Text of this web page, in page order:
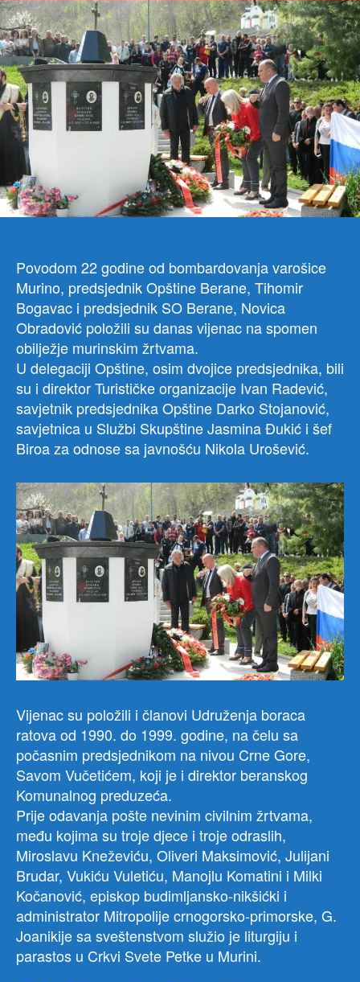
na
Povodom 22 godine od bombardovanja varošice
Murino, predsjednik Opštine Berane, Tihomir
Bogavac i predsjednik SO Berane, Novica
Obradović položili su danas vijenac na spomen
obilježje murinskim žrtvama.
U delegaciji Opštine, osim dvojice predsjednika, bili
su i direktor Turističke organizacije Ivan Radević,
savjetnik predsjednika Opštine Darko Stojanović,
savjetnica u Službi Skupštine Jasmina Đukić i šef
Biroa za odnose sa javnošću Nikola Urošević.
Vijenac su položili i članovi Udruženja boraca
ratova od 1990. do 1999. godine, na čelu sa
počasnim predsjednikom na nivou Crne Gore,
Savom Vučetićem, koji je i direktor beranskog
Komunalnog preduzeća.
Prije odavanja pošte nevinim civilnim žrtvama,
među kojima su troje djece i troje odraslih,
Miroslavu Kneževiću, Oliveri Maksimović, Julijani
Brudar, Vukiću Vuletiću, Manojlu Komatini i Milki
Kočanović, episkop budimljansko-nikšićki i
administrator Mitropolije crnogorsko-primorske, G.
Joanikije sa sveštenstvom služio je liturgiju i
parastos u Crkvi Svete Petke u Murini.